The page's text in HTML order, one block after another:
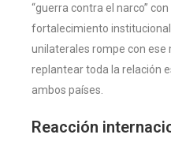
“guerra contra el narco”
fortalecimiento
unilaterales rompe con ese
replantear toda la relación
ambos países.
Reacción